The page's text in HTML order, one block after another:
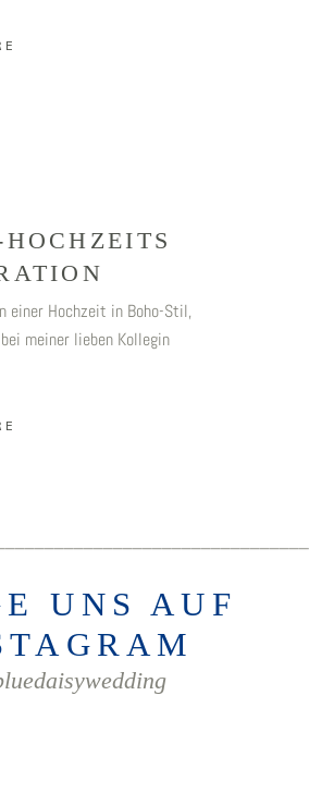
einer Hochzeit in Boho-Stil,
meiner lieben Kollegin
UNS AUF